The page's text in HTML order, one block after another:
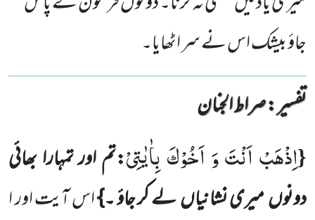
جاؤ بیشک اس نے سر اٹھایا۔
تفسیر : ‎صراط الجنان
{اِذْهَبْ اَنْتَ وَ اَخُوْكَ بِاٰیٰتِیْ:تم اور تمہارا بھائی
دونوںمیری نشانیاںلے کر جاؤ ۔}اس آیت اور ا